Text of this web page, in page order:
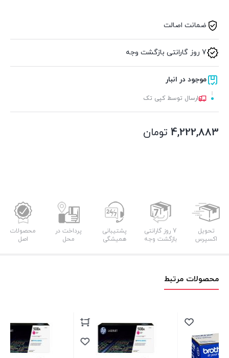
ضمانت اصالت
7 روز گارانتی بازگشت وجه
موجود در انبار
ارسال توسط کپی تک
4,222,883 تومان
تحویل
اکسپرس
7 روز گارانتی
بازگشت وجه
پشتیبانی
همیشگی
پرداخت در
محل
محصولات
اصل
محصولات مرتبط